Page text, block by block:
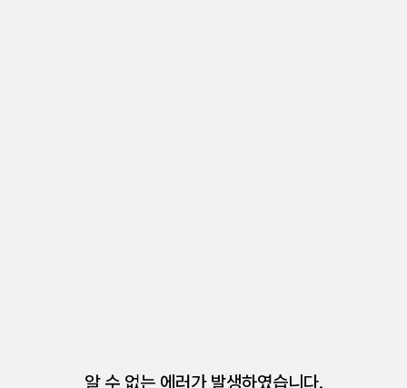
알 수 없는 에러가 발생하였습니다.